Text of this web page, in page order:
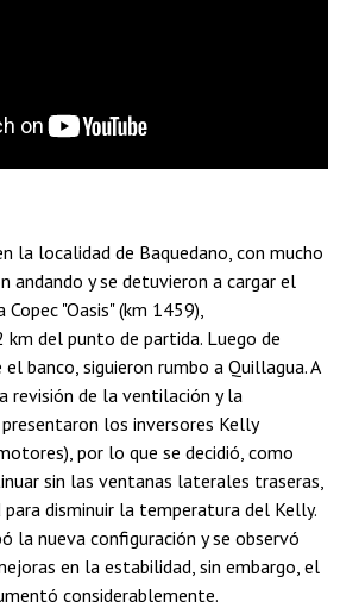
la localidad de Baquedano, con mucho
andando y se detuvieron a cargar el
"Oasis" (km 1459),
del punto de partida. Luego de
banco, siguieron rumbo a Quillagua. A
revisión de la ventilación y la
los inversores Kelly
por lo que se decidió, como
sin las ventanas laterales traseras,
disminuir la temperatura del Kelly.
la nueva configuración y se observó
en la estabilidad, sin embargo, el
considerablemente.